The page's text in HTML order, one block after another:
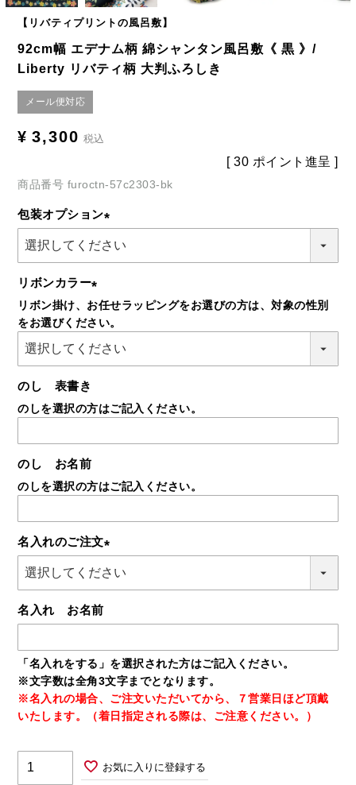
【リバティプリントの風呂敷】
92cm幅 エデナム柄 綿シャンタン風呂敷《 黒 》/
Liberty リバティ柄 大判ふろしき
メール便対応
¥ 3,300 税込
[ 30 ポイント進呈 ]
商品番号 furoctn-57c2303-bk
包装オプション
(必
リボンカラー
(必
須)
リボン掛け、お任せラッピングをお選びの方は、対象の性別
をお選びください。
のし 表書き
のしを選択の方はご記入ください。
のし お名前
のしを選択の方はご記入ください。
名入れのご注文
(必
名入れ お名前
「名入れをする」を選択された方はご記入ください。
※文字数は全角3文字までとなります。
※名入れの場合、ご注文いただいてから、７営業日ほど頂戴
いたします。（着日指定される際は、ご注意ください。）
お気に入りに登録する